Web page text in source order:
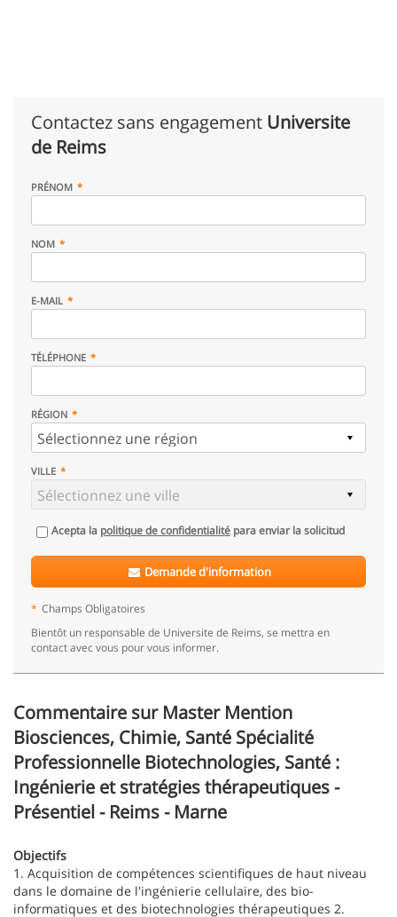
Contactez sans engagement Universite
de Reims
PRÉNOM
NOM
E-MAIL
TÉLÉPHONE
RÉGION
VILLE
Acepta la politique de confidentialité para enviar la solicitud
Demande d'information
* Champs Obligatoires
Bientôt un responsable de Universite de Reims, se mettra en
contact avec vous pour vous informer.
Commentaire sur Master Mention
Biosciences, Chimie, Santé Spécialité
Professionnelle Biotechnologies, Santé :
Ingénierie et stratégies thérapeutiques -
Présentiel - Reims - Marne
Objectifs
1. Acquisition de compétences scientifiques de haut niveau
dans le domaine de l'ingénierie cellulaire, des bio-
informatiques et des biotechnologies thérapeutiques 2.